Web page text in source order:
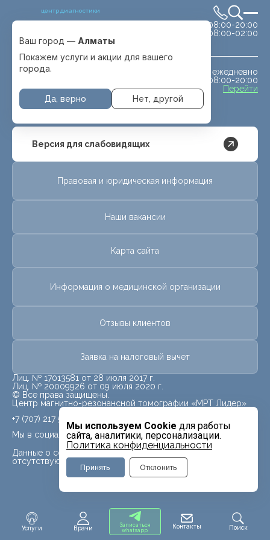
центр диагностики
Выбрать город
с. Отеген батыра
сб-вс 08:00-20:00
08:00-02:00
ежедневно
08:00-20:00
Перейти
Ваш город — Алматы
Покажем услуги и акции для вашего
города.
Да, верно Нет, другой
Услуги Врачи
Записаться
whatsapp
Контакты Поиск
Мы используем Cookie для работы
сайта, аналитики, персонализации.
Политика конфиденциальности
Принять Отклонить
Версия для слабовидящих
Правовая и юридическая информация
Наши вакансии
Карта сайта
Информация о медицинской организации
Отзывы клиентов
Заявка на налоговый вычет
Лиц. № 17013581 от 28 июля 2017 г.
Лиц. № 20009926 от 09 июля 2020 г.
© Все права защищены.
Центр магнитно-резонансной томографии «МРТ Лидер»
Мы в социальных сетях
Данные о социальных сетях для данного филиала
отсутствуют
+7 (707) 217 5840